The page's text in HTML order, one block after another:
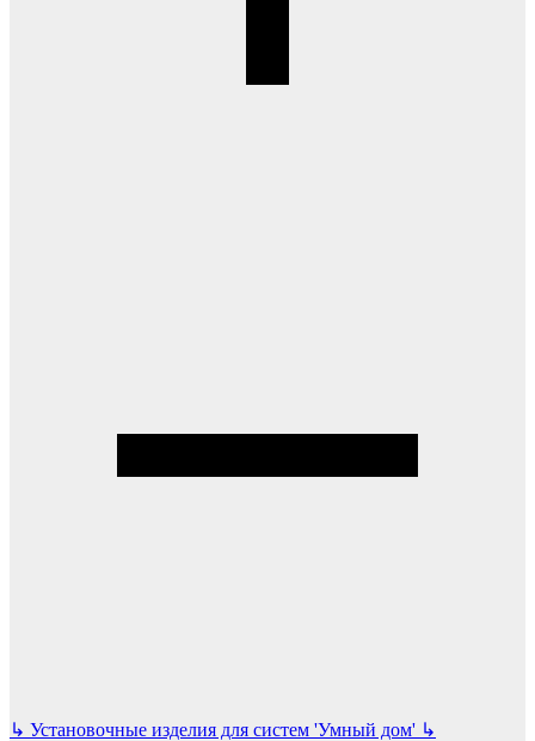
↳ Установочные изделия для систем 'Умный дом' ↳